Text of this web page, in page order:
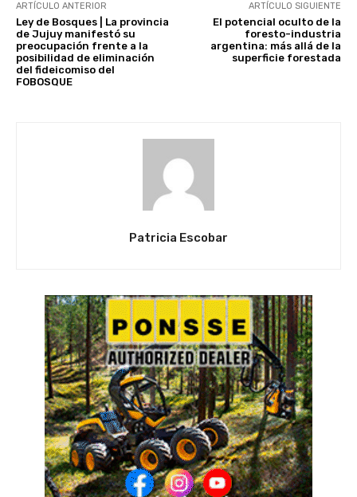
ARTÍCULO ANTERIOR
Ley de Bosques | La provincia
de Jujuy manifestó su
preocupación frente a la
posibilidad de eliminación
del fideicomiso del
FOBOSQUE
ARTÍCULO SIGUIENTE
El potencial oculto de la
foresto-industria
argentina: más allá de la
superficie forestada
Patricia Escobar